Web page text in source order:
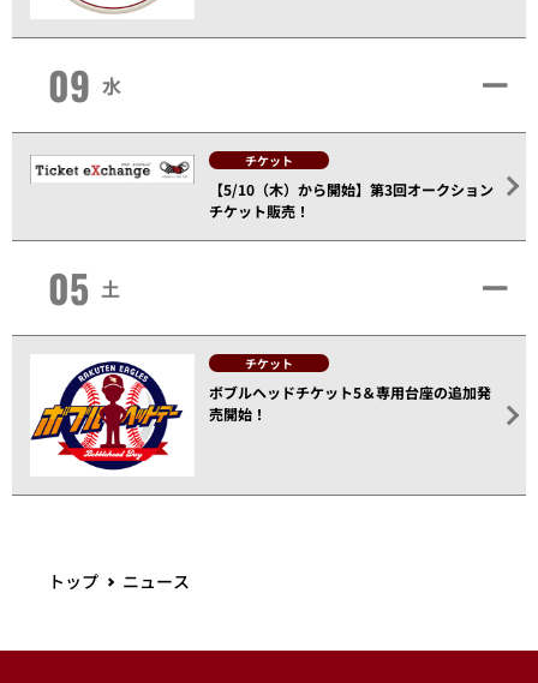
09 水
チケット
【5/10（木）から開始】第3回オークション
チケット販売！
05 土
チケット
ボブルヘッドチケット5＆専用台座の追加発
売開始！
トップ ニュース